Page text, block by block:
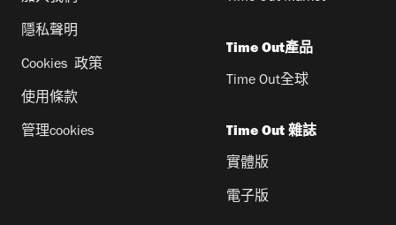
隱私聲明
Cookies 政策
使用條款
管理cookies
Time Out產品
Time Out全球
Time Out 雜誌
實體版
電子版